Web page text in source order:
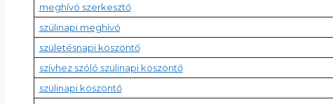
meghívó szerkesztő
szülinapi meghívó
születésnapi köszöntő
szívhez szóló szülinapi köszöntő
szülinapi köszöntő